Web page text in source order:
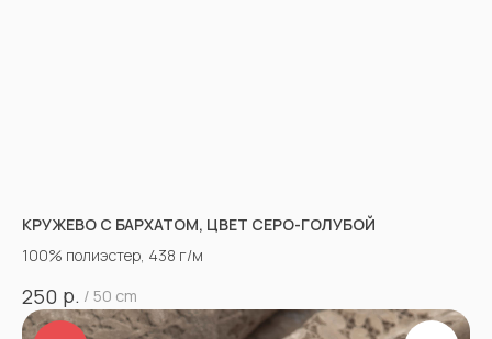
КРУЖЕВО С БАРХАТОМ, ЦВЕТ СЕРО-ГОЛУБОЙ
100% полиэстер, 438 г/м
250 р. / 50 cm